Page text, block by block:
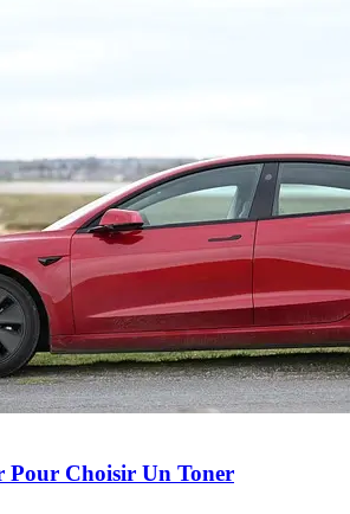
Pour Choisir Un Toner